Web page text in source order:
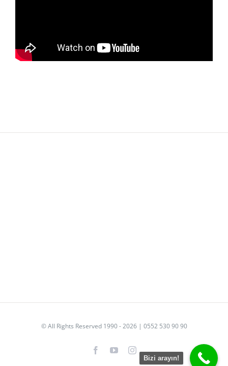
© All Rights Reserved 1990 - 2026 | 0552 530 90 90
FacebookYouTubeInstagram
Bizi arayın!